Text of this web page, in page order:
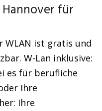
für
WLAN ist gratis und
W-Lan inklusive:
es für berufliche
Ihre
Ihre